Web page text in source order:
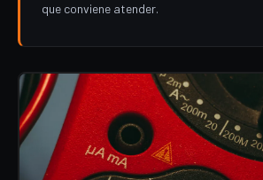
que conviene atender.